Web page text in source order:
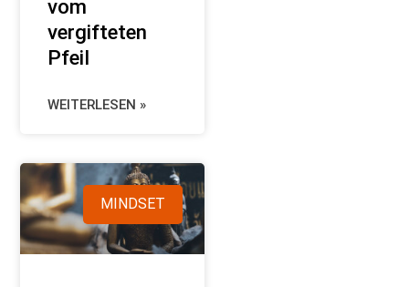
vom
vergifteten
Pfeil
WEITERLESEN »
MINDSET